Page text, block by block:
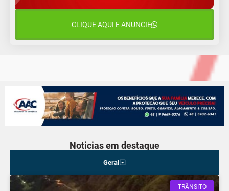
CLIQUE AQUI E ANUNCIE
Noticias em destaque
Geral
TRÂNSITO